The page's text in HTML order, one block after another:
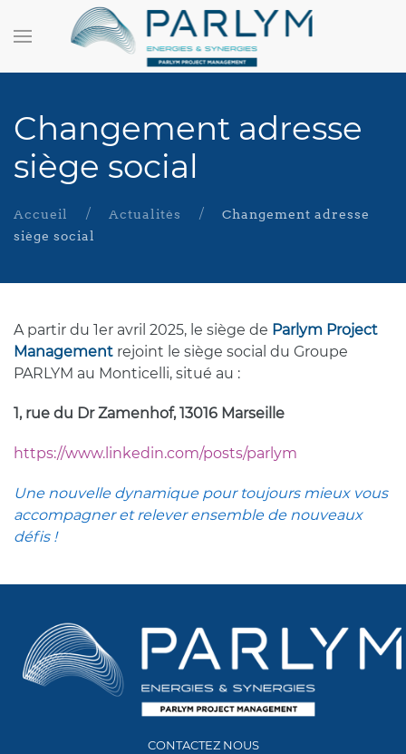
Changement adresse
siège social
Accueil Actualités
Changement adresse
siège social
A partir du 1er avril 2025, le siège de Parlym Project
Management rejoint le siège social du Groupe
PARLYM au Monticelli, situé au :
1, rue du Dr Zamenhof, 13016 Marseille
https://www.linkedin.com/posts/parlym
Une nouvelle dynamique pour toujours mieux vous
accompagner et relever ensemble de nouveaux
défis !
CONTACTEZ NOUS